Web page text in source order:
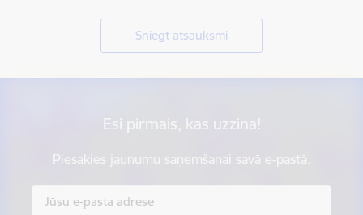
Sniegt atsauksmi
Esi pirmais, kas uzzina!
Piesakies jaunumu saņemšanai savā e-pastā.